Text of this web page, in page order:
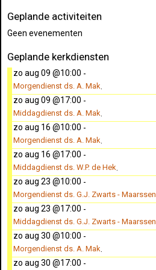
Geplande activiteiten
Geen evenementen
Geplande kerkdiensten
zo aug 09 @10:00 -
Morgendienst ds. A. Mak
zo aug 09 @17:00 -
Middagdienst ds. A. Mak
zo aug 16 @10:00 -
Morgendienst ds. A. Mak
zo aug 16 @17:00 -
Middagdienst ds. W.P. de Hek
zo aug 23 @10:00 -
Morgendienst ds. G.J. Zwarts - Maarssen
zo aug 23 @17:00 -
Middagdienst ds. G.J. Zwarts - Maarssen
zo aug 30 @10:00 -
Morgendienst ds. A. Mak
zo aug 30 @17:00 -